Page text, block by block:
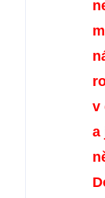
v
a